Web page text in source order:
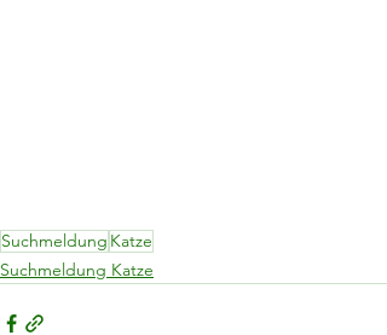
Suchmeldung Katze
Suchmeldung Katze